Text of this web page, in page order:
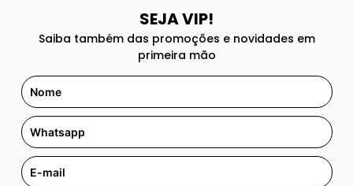
SEJA VIP!
Saiba também das promoções e novidades em
primeira mão